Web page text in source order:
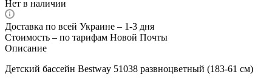
Нет в наличии
Доставка по всей Украине – 1-3 дня
Стоимость – по тарифам Новой Почты
Описание
Детский бассейн Bestway 51038 развноцветный (183-61 см)